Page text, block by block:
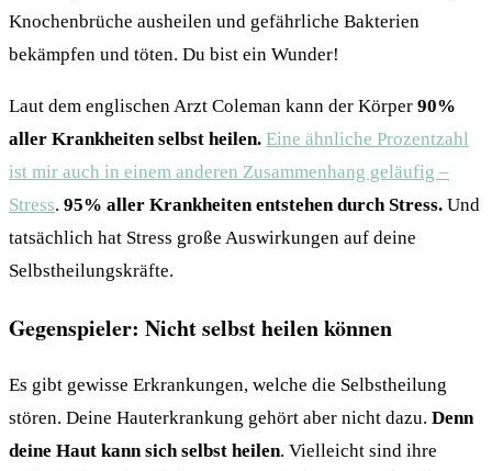
Knochenbrüche ausheilen und gefährliche Bakterien
bekämpfen und töten. Du bist ein Wunder!
Laut dem englischen Arzt Coleman kann der Körper 90%
aller Krankheiten selbst heilen. Eine ähnliche Prozentzahl
ist mir auch in einem anderen Zusammenhang geläufig –
Stress. 95% aller Krankheiten entstehen durch Stress. Und
tatsächlich hat Stress große Auswirkungen auf deine
Selbstheilungskräfte.
Gegenspieler: Nicht selbst heilen können
Es gibt gewisse Erkrankungen, welche die Selbstheilung
stören. Deine Hauterkrankung gehört aber nicht dazu. Denn
deine Haut kann sich selbst heilen. Vielleicht sind ihre